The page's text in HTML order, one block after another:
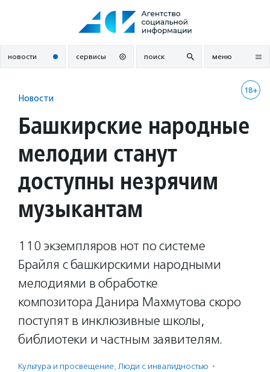
новости сервисы поиск меню
18+
Новости
Башкирские народные
мелодии станут
доступны незрячим
музыкантам
110 экземпляров нот по системе
Брайля с башкирскими народными
мелодиями в обработке
композитора Данира Махмутова скоро
поступят в инклюзивные школы,
библиотеки и частным заявителям.
Культура и просвещение, Люди с инвалидностью ·